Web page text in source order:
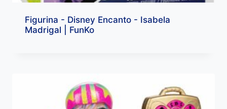
Figurina - Disney Encanto - Isabela
Madrigal | FunKo